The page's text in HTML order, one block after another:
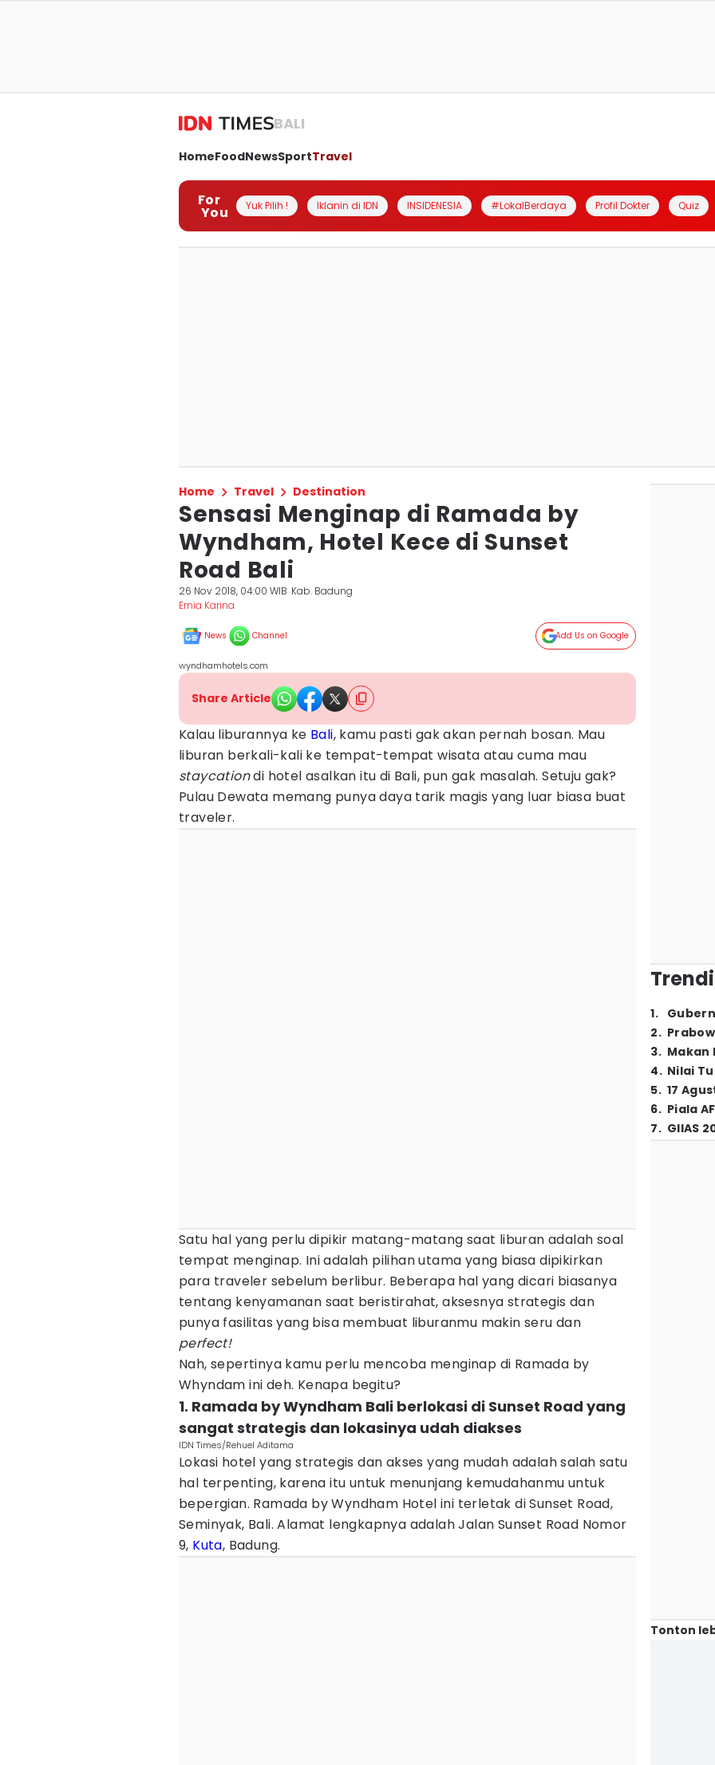
BALI
HomeFoodNewsSportTravel
For
You Yuk Pilih ! Iklanin di IDN INSIDENESIA #LokalBerdaya Profil Dokter Quiz
Home Travel Destination
Sensasi Menginap di Ramada by
Wyndham, Hotel Kece di Sunset
Road Bali
26 Nov 2018, 04:00 WIB Kab. Badung
Ernia Karina
News Channel Add Us on Google
wyndhamhotels.com
Share Article
Kalau liburannya ke Bali, kamu pasti gak akan pernah bosan. Mau
liburan berkali-kali ke tempat-tempat wisata atau cuma mau
staycationdi hotel asalkan itu di Bali, pun gak masalah. Setuju gak?
Pulau Dewata memang punya daya tarik magis yang luar biasa buat
traveler.
Satu hal yang perlu dipikir matang-matang saat liburan adalah soal
tempat menginap. Ini adalah pilihan utama yang biasa dipikirkan
para traveler sebelum berlibur. Beberapa hal yang dicari biasanya
tentang kenyamanan saat beristirahat, aksesnya strategis dan
punya fasilitas yang bisa membuat liburanmu makin seru dan
perfect!
Nah, sepertinya kamu perlu mencoba menginap di Ramada by
Whyndam ini deh. Kenapa begitu?
1. Ramada by Wyndham Bali berlokasi di Sunset Road yang
sangat strategis dan lokasinya udah diakses
IDN Times/Rehuel Aditama
Lokasi hotel yang strategis dan akses yang mudah adalah salah satu
hal terpenting, karena itu untuk menunjang kemudahanmu untuk
bepergian. Ramada by Wyndham Hotel ini terletak di Sunset Road,
Seminyak, Bali. Alamat lengkapnya adalah Jalan Sunset Road Nomor
9, Kuta, Badung.
1.
2.
3. Makan
4. Nilai
5. 17
6. Piala
7. GIIAS
Tonton